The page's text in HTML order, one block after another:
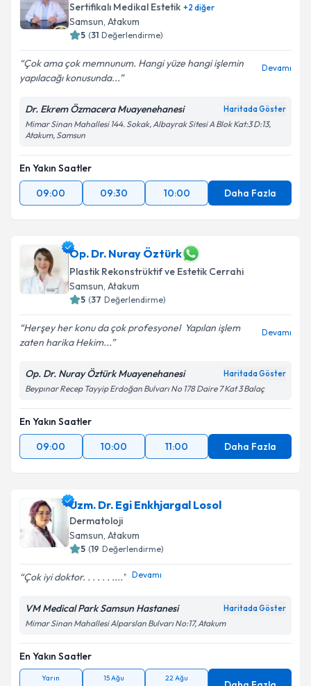
Sertifikalı Medikal Estetik +2 diğer
Samsun, Atakum
5 (31 Değerlendirme)
Çok ama çok memnunum. Hangi yüze hangi işlemin
yapılacağı konusunda...
Devamı
Dr. Ekrem Özmacera Muayenehanesi Haritada Göster
Mimar Sinan Mahallesi 144. Sokak, Albayrak Sitesi A Blok Kat:3 D:13,
Atakum, Samsun
En Yakın Saatler
09:00
09:30 10:00 Daha Fazla
Op. Dr. Nuray Öztürk
Plastik Rekonstrüktif ve Estetik Cerrahi
Samsun, Atakum
5 (37 Değerlendirme)
Herşey her konu da çok profesyonel ️ Yapılan işlem
zaten harika Hekim...
Devamı
Op. Dr. Nuray Öztürk Muayenehanesi Haritada Göster
Beypınar Recep Tayyip Erdoğan Bulvarı No 178 Daire 7 Kat 3 Balaç
En Yakın Saatler
09:00
10:00 11:00 Daha Fazla
Uzm. Dr. Egi Enkhjargal Losol
Dermatoloji
Samsun, Atakum
5 (19 Değerlendirme)
Çok iyi doktor. . . . . . .... Devamı
VM Medical Park Samsun Hastanesi Haritada Göster
Mimar Sinan Mahallesi Alparslan Bulvarı No:17, Atakum
En Yakın Saatler
Yarın 15 Ağu 22 Ağu